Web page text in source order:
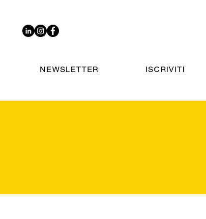
NEWSLETTER ISCRIVITI